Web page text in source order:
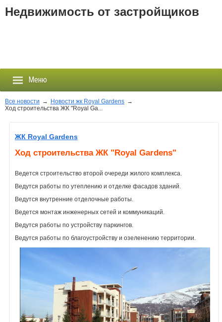
Недвижимость от застройщиков
Меню
Новостройки
Новости
Агентства
Объявления
Все новости → Новости жк Royal Gardens →
Ход строительства ЖК "Royal Ga...
ЖК Royal Gardens
Ход строительства ЖК "Royal Gardens"
Ведется строительство второй очереди жилого комплекса.
Ведутся работы по утеплению и отделке фасадов зданий.
Ведутся внутренние отделочные работы.
Ведется монтаж инженерных сетей и коммуникаций.
Ведутся работы по устройству паркингов.
Ведутся работы по благоустройству и озеленению территории.